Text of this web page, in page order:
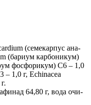
(се­ме­кар­пус ана­
(ба­ри­ум кар­бо­ни­кум)
фос­фо­ри­кум) C6 – 1,0
– 1,0 г, Echinacea
64,80 г, во­да очи­